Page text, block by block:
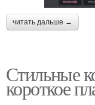
читать дальше →
Стильные
короткое